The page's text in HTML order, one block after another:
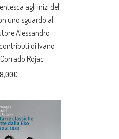
agli inizi del
uno sguardo al
Alessandro
di Ivano
Rojac
€